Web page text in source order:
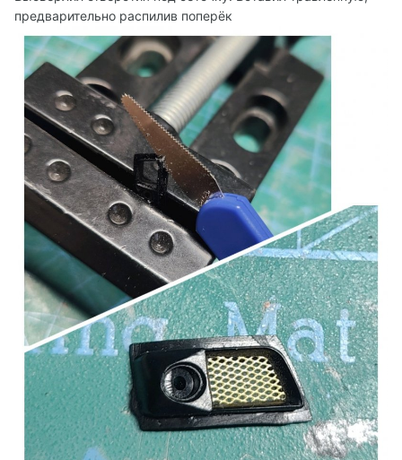
предварительно распилив поперёк